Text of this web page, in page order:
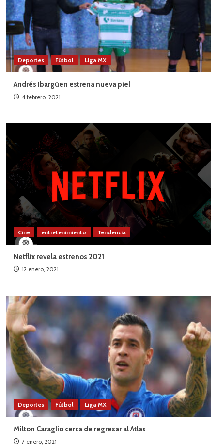
Deportes Fútbol Liga MX
Andrés Ibargüen estrena nueva piel
4 febrero, 2021
Cine entretenimiento Tendencia
Netflix revela estrenos 2021
12 enero, 2021
Deportes Fútbol Liga MX
Milton Caraglio cerca de regresar al Atlas
7 enero, 2021